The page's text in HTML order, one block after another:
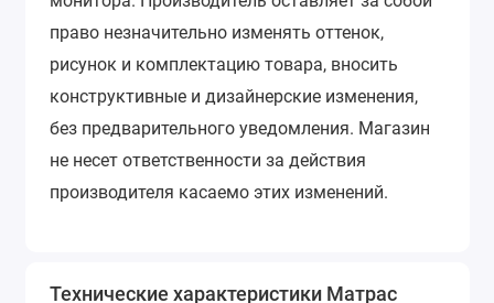
право незначительно изменять оттенок,
рисунок и комплектацию товара, вносить
конструктивные и дизайнерские изменения,
без предварительного уведомления. Магазин
не несет ответственности за действия
производителя касаемо этих изменений.
Технические характеристики Матрас